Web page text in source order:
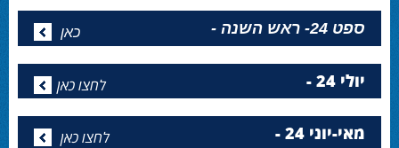
ספט 24- ראש השנה - כאן
יולי 24 - לחצו כאן
מאי-יוני 24 - לחצו כאן